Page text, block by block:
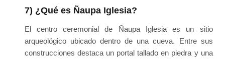
7) ¿Qué es Ñaupa Iglesia?
El centro ceremonial de Ñaupa Iglesia es un sitio
arqueológico ubicado dentro de una cueva. Entre sus
construcciones destaca un portal tallado en piedra y una